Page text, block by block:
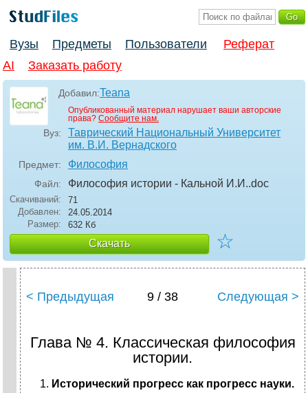
Вузы Предметы Пользователи
Реферат
AI
Заказать работу
Добавил:Teana
Опубликованный материал нарушает ваши авторские
права? Сообщите нам.
Вуз:
Таврический Национальный Университет
им. В.И. Вернадского
Предмет: Философия
Файл: Философия истории - Кальной И.И..doc
Скачиваний:
71
Добавлен:
24.05.2014
Размер:
632 Кб
Скачать ☆
< Предыдущая 9 / 38 Следующая >
Глава № 4. Классическая философия
истории.
Исторический прогресс как прогресс науки.